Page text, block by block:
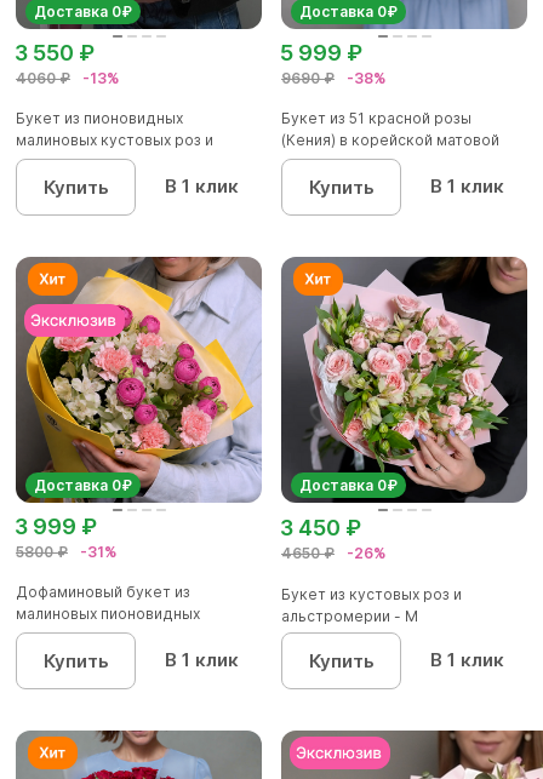
Доставка 0₽
4060 ₽ -13%
3 550 ₽
Букет из пионовидных
малиновых кустовых роз и
альстроме...
Купить В 1 клик
Доставка 0₽
9690 ₽ -38%
5 999 ₽
Букет из 51 красной розы
(Кения) в корейской матовой
уп...
Купить В 1 клик
Доставка 0₽
5800 ₽ -31%
3 999 ₽
Дофаминовый букет из
малиновых пионовидных
кустовых роз...
Купить В 1 клик
Доставка 0₽
4650 ₽ -26%
3 450 ₽
Букет из кустовых роз и
альстромерии - М
Купить В 1 клик